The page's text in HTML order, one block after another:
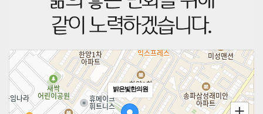
밝은빛한의원